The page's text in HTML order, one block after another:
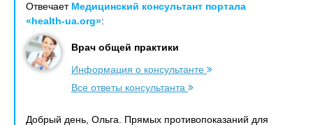
Отвечает Медицинский консультант портала
«health-ua.org»:
Врач общей практики
Информация о консультанте
Все ответы консультанта
Добрый день, Ольга. Прямых противопоказаний для